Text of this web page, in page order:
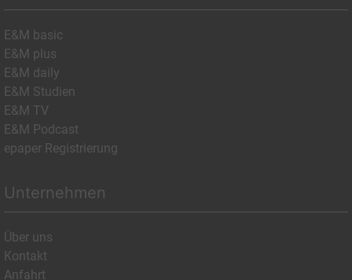
E&M basic
E&M plus
E&M daily
E&M Studien
E&M TV
E&M Podcast
epaper Registrierung
Unternehmen
Über uns
Kontakt
Anfahrt